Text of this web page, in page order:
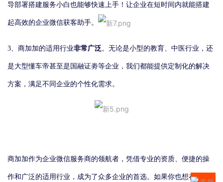
导部署搭建服务小白也能够快速上手！让企业在短时间内就能搭建
起高效的企业微信获客助手。
3、商加加的适用行业非常广泛。无论是小型的教育、中医行业，还
是大型懂车帝甚至是国融证劵等企业，我们都能提供定制化的解决
方案，满足不同企业的个性化需求。
商加加作为企业微信服务商的领航者，凭借专业的资质、便捷的操
作和广泛的适用行业，成为了众多企业的首选。如果你也想在激烈